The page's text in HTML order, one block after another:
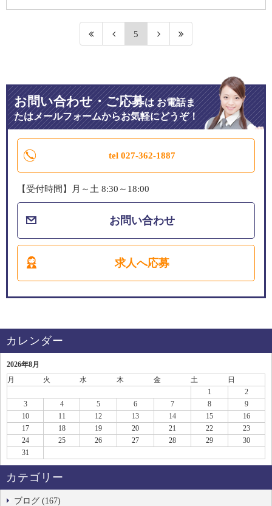
5
お問い合わせ・ご応募はお電話ま
たはメールフォームからお気軽にどうぞ！
tel 027-362-1887
【受付時間】月～土 8:30～18:00
お問い合わせ
求人へ応募
カレンダー
2026年8月
月
火 水 木 金 土
日
1
2
3
4 5 6 7 8
9
10
11 12 13 14 15
16
17
18 19 20 21 22
23
24
25 26 27 28 29
30
31
カテゴリー
ブログ (167)